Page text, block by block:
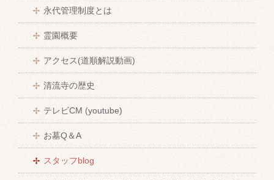
永代管理制度とは
霊園概要
アクセス(道順解説動画)
清流寺の歴史
テレビCM (youtube)
お墓Q＆A
スタッフblog